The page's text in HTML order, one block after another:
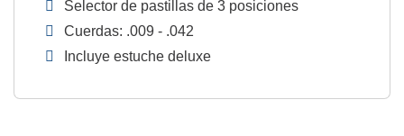
Selector de pastillas de 3 posiciones
Cuerdas: .009 - .042
Incluye estuche deluxe